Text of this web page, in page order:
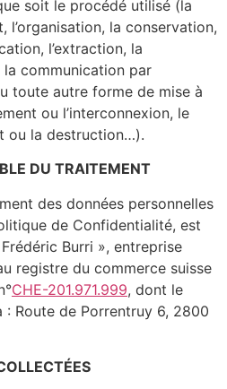
soit le procédé utilisé (la
l’organisation, la conservation,
l’extraction, la
la communication par
toute autre forme de mise à
ou l’interconnexion, le
ou la destruction…).
DU TRAITEMENT
des données personnelles
de Confidentialité, est
Frédéric Burri », entreprise
registre du commerce suisse
CHE-201.971.999, dont le
Route de Porrentruy 6, 2800